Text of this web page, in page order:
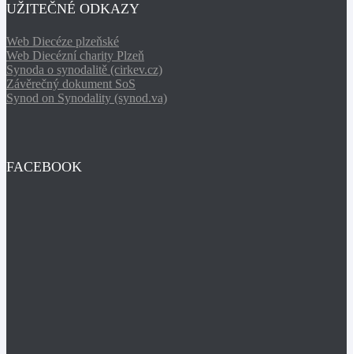
UŽITEČNÉ ODKAZY
Web Diecéze plzeňské
Web Diecézní charity Plzeň
Synoda o synodalitě (cirkev.cz)
Závěrečný dokument SoS
Synod on Synodality (synod.va)
FACEBOOK